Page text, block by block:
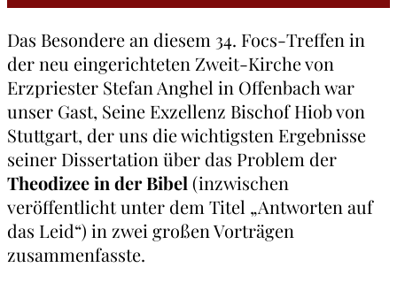
Das Besondere an diesem 34. Focs-Treffen in
der neu eingerichteten Zweit-Kirche von
Erzpriester Stefan Anghel in Offenbach war
unser Gast, Seine Exzellenz Bischof Hiob von
Stuttgart, der uns die wichtigsten Ergebnisse
seiner Dissertation über das Problem der
Theodizee in der Bibel (inzwischen
veröffentlicht unter dem Titel „Antworten auf
das Leid“) in zwei großen Vorträgen
zusammenfasste.